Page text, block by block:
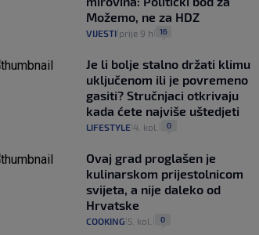
Možemo, ne za HDZ
VIJESTI| prije 9 h 16
Je li bolje stalno držati klimu
uključenom ili je povremeno
gasiti? Stručnjaci otkrivaju
kada ćete najviše uštedjeti
LIFESTYLE| 4. kol. 0
Ovaj grad proglašen je
kulinarskom prijestolnicom
svijeta, a nije daleko od
Hrvatske
COOKING 5. kol. 0